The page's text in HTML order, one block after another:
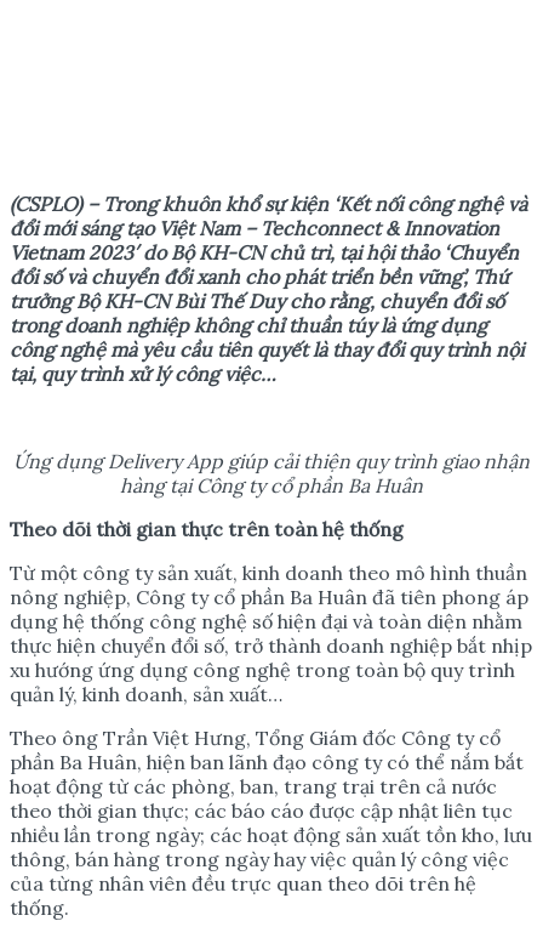
(CSPLO) – Trong khuôn khổsựkiện ‘Kết nối công nghệvà
đổi mới sáng tạo Việt Nam – Techconnect & Innovation
Vietnam 2023′ do BộKH-CN chủtrì, tại hội thảo ‘Chuyển
đổi sốvà chuyển đổi xanh cho phát triển bền vững’, Thứ
trưởng BộKH-CN Bùi ThếDuy cho rằng, chuyển đổi số
trong doanh nghiệp không chỉthuần túy là ứng dụng
công nghệmà yêu cầu tiên quyết là thay đổi quy trình nội
tại, quy trình xửlý công việc…
Ứng dụng Delivery App giúp cải thiện quy trình giao nhận
hàng tại Công ty cổ phần Ba Huân
Theo dõi thời gian thực trên toàn hệ thống
Từ một công ty sản xuất, kinh doanh theo mô hình thuần
nông nghiệp, Công ty cổ phần Ba Huân đã tiên phong áp
dụng hệ thống công nghệ số hiện đại và toàn diện nhằm
thực hiện chuyển đổi số, trở thành doanh nghiệp bắt nhịp
xu hướng ứng dụng công nghệ trong toàn bộ quy trình
quản lý, kinh doanh, sản xuất…
Theo ông Trần Việt Hưng, Tổng Giám đốc Công ty cổ
phần Ba Huân, hiện ban lãnh đạo công ty có thể nắm bắt
hoạt động từ các phòng, ban, trang trại trên cả nước
theo thời gian thực; các báo cáo được cập nhật liên tục
nhiều lần trong ngày; các hoạt động sản xuất tồn kho, lưu
thông, bán hàng trong ngày hay việc quản lý công việc
của từng nhân viên đều trực quan theo dõi trên hệ
thống.